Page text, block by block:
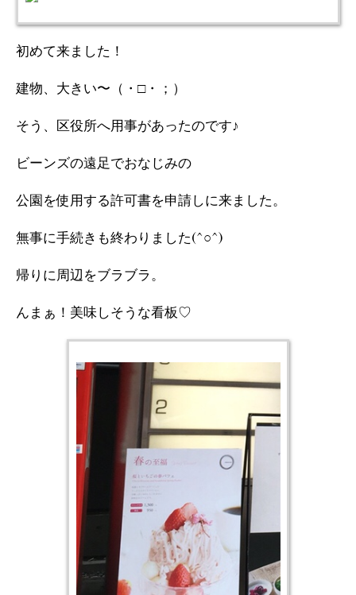
初めて来ました！
建物、大きい〜（・□・；）
そう、区役所へ用事があったのです♪
ビーンズの遠足でおなじみの
公園を使用する許可書を申請しに来ました。
無事に手続きも終わりました(^○^)
帰りに周辺をブラブラ。
んまぁ！美味しそうな看板♡